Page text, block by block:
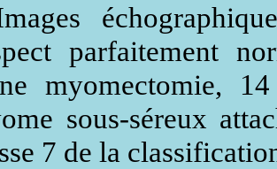
parfaitement
myomectomie,
sous-séreux
7 de la